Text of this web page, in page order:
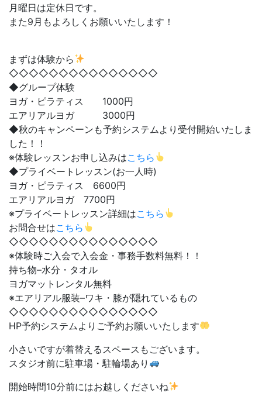
月曜日は定休日です。
また9月もよろしくお願いいたします！
まずは体験から
◇◇◇◇◇◇◇◇◇◇◇◇◇◇◇
◆グループ体験
ヨガ・ピラティス 1000円
エアリアルヨガ 3000円
◆秋のキャンペーンも予約システムより受付開始いたしま
した！！
※体験レッスンお申し込みはこちら
◆プライベートレッスン(お一人時)
ヨガ・ピラティス 6600円
エアリアルヨガ 7700円
※プライベートレッスン詳細はこちら
お問合せはこちら
◇◇◇◇◇◇◇◇◇◇◇◇◇◇◇
※体験時ご入会で入会金・事務手数料無料！！
持ち物–水分・タオル
ヨガマットレンタル無料
※エアリアル服装–ワキ・膝が隠れているもの
◇◇◇◇◇◇◇◇◇◇◇◇◇◇◇
HP予約システムよりご予約お願いいたします
小さいですが着替えるスペースもございます。
スタジオ前に駐車場・駐輪場あり
開始時間10分前にはお越しくださいね